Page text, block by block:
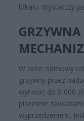
lokalu. Wystarczy
W razie odmowy
grzywny przez
wynosić do 5 000
pisemnie
wyprzedzeniem.